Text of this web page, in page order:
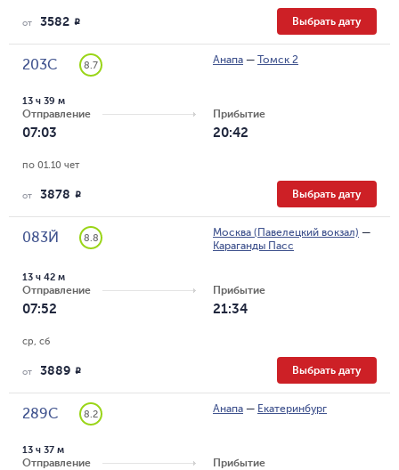
от 3582 R Выбрать дату
203С 8.7 Анапа — Томск 2
Отправление
07:03
13 ч 39 м
Прибытие
20:42
по 01.10 чет
от 3878 R Выбрать дату
083Й 8.8 Москва (Павелецкий вокзал) —
Караганды Пасс
Отправление
07:52
13 ч 42 м
Прибытие
21:34
ср, сб
от 3889 R Выбрать дату
289С 8.2 Анапа — Екатеринбург
Отправление
13 ч 37 м
Прибытие